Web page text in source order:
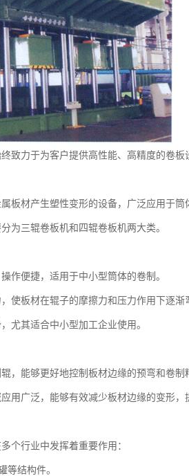
致力于为客户提供高性能、高精度的卷
板材产生塑性变形的设备，广泛应用于
为三辊卷板机和四辊卷板机两大类。
作便捷，适用于中小型筒体的卷制。
使板材在辊子的摩擦力和压力作用下逐渐
尤其适合中小型加工企业使用。
，能够更好地控制板材边缘的预弯和卷
用广泛，能够有效减少板材边缘的变形，
个行业中发挥着重要作用：
等结构件。